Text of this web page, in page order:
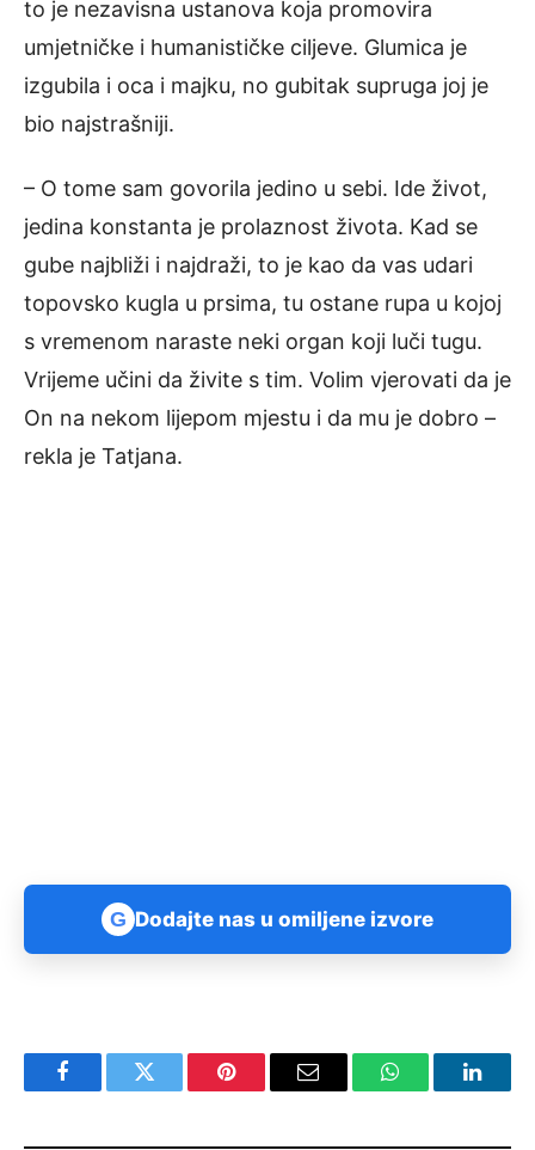
to je nezavisna ustanova koja promovira
umjetničke i humanističke ciljeve. Glumica je
izgubila i oca i majku, no gubitak supruga joj je
bio najstrašniji.
– O tome sam govorila jedino u sebi. Ide život,
jedina konstanta je prolaznost života. Kad se
gube najbliži i najdraži, to je kao da vas udari
topovsko kugla u prsima, tu ostane rupa u kojoj
s vremenom naraste neki organ koji luči tugu.
Vrijeme učini da živite s tim. Volim vjerovati da je
On na nekom lijepom mjestu i da mu je dobro –
rekla je Tatjana.
G Dodajte nas u omiljene izvore
FacebookTwitter Pinterest Email WhatsApp